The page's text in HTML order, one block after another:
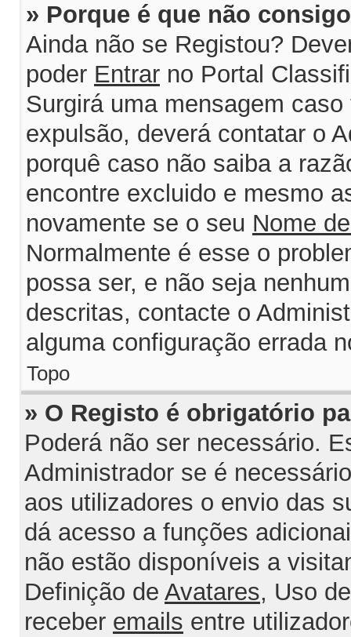
» Porque é que não
Ainda não se Registou?
poder Entrar no Portal
Surgirá uma mensagem
expulsão, deverá contatar o
porquê caso não saiba a
encontre excluido e mesmo
novamente se o seu Nome
Normalmente é esse o
possa ser, e não seja
descritas, contacte o
alguma configuração errada
Topo
» O Registo é obrigatório
Poderá não ser necessário.
Administrador se é
aos utilizadores o envio das
dá acesso a funções
não estão disponíveis a
Definição de Avatares, Uso
receber emails entre